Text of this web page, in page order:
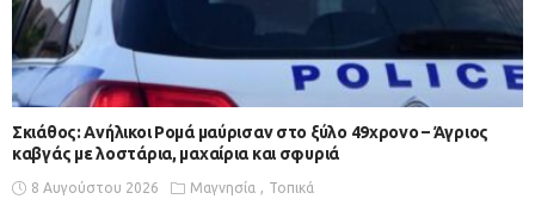
Σκιάθος: Ανήλικοι Ρομά μαύρισαν στο ξύλο 49χρονο – Άγριος
καβγάς με λοστάρια, μαχαίρια και σφυριά
8 Αυγούστου 2026 Μαγνησία Τοπικά